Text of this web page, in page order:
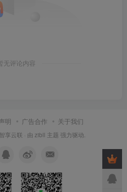
无评论内容
明 广告合作 关于我们
智享云联 · 由 zibll 主题 强力驱动.